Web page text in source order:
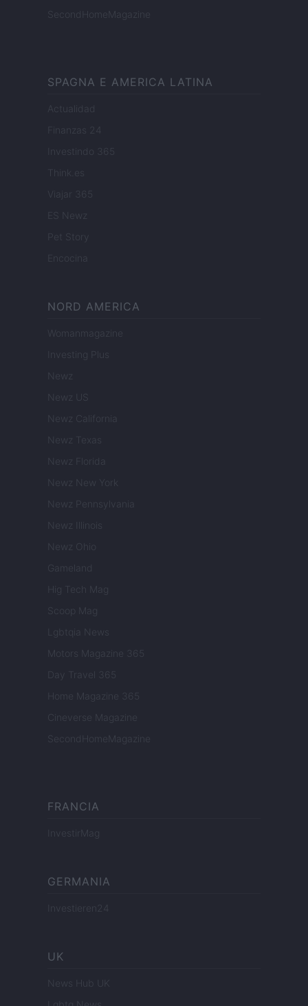
SecondHomeMagazine
SPAGNA E AMERICA LATINA
Actualidad
Finanzas 24
Investindo 365
Think.es
Viajar 365
ES Newz
Encocina
NORD AMERICA
Womanmagazine
Investing Plus
Newz
Newz US
Newz California
Newz Texas
Newz Florida
Newz New York
Newz Pennsylvania
Newz Illinois
Newz Ohio
Gameland
Hig Tech Mag
Scoop Mag
Lgbtqia News
Motors Magazine 365
Day Travel 365
Home Magazine 365
Cineverse Magazine
SecondHomeMagazine
FRANCIA
InvestirMag
GERMANIA
Investieren24
UK
News Hub UK